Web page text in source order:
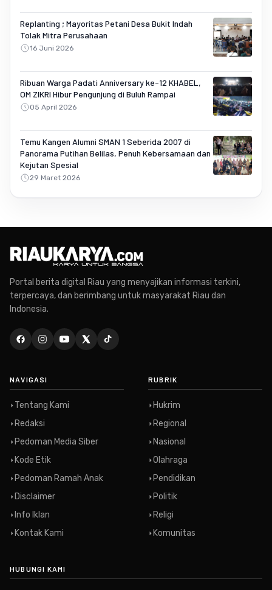
Replanting ; Mayoritas Petani Desa Bukit Indah
Tolak Mitra Perusahaan
16 Juni 2026
Ribuan Warga Padati Anniversary ke-12 KHABEL,
OM ZIKRI Hibur Pengunjung di Buluh Rampai
05 April 2026
Temu Kangen Alumni SMAN 1 Seberida 2007 di
Panorama Putihan Belilas, Penuh Kebersamaan dan
Kejutan Spesial
29 Maret 2026
Portal berita digital Riau yang menyajikan informasi terkini,
terpercaya, dan berimbang untuk masyarakat Riau dan
Indonesia.
NAVIGASI
Tentang Kami
Redaksi
Pedoman Media Siber
Kode Etik
Pedoman Ramah Anak
Disclaimer
Info Iklan
Kontak Kami
RUBRIK
Hukrim
Regional
Nasional
Olahraga
Pendidikan
Politik
Religi
Komunitas
HUBUNGI KAMI